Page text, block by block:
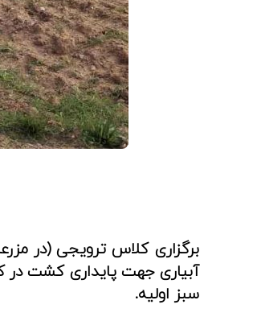
برگزاری کلاس ترویجی (در
آبیاری جهت پایداری کشت در
سبز اولیه.